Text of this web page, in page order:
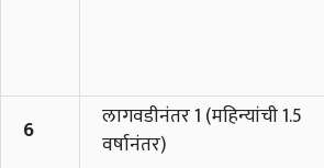
6
लागवडीनंतर 1 (महिन्यांची 1.5
वर्षानंतर)